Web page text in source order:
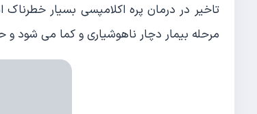
تاخیر در درمان پره اکلامپسی بسیار
مرحله بیمار دچار ناهوشیاری و کما می